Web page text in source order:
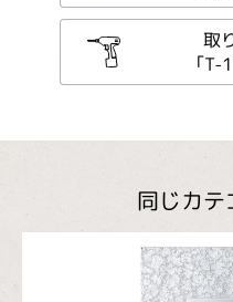
取
「T-
同じカテ